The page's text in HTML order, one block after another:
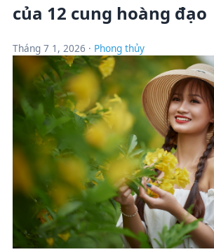
của 12 cung hoàng đạo
Tháng 7 1, 2026 · Phong thủy